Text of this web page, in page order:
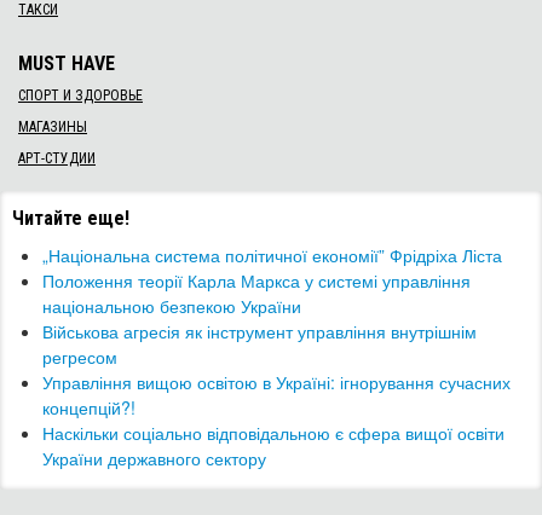
ТАКСИ
MUST HAVE
СПОРТ И ЗДОРОВЬЕ
МАГАЗИНЫ
АРТ-СТУДИИ
Читайте еще!
„Національна система політичної економії” Фрідріха Ліста
Положення теорії Карла Маркса у системі управління
національною безпекою України
Військова агресія як інструмент управління внутрішнім
регресом
Управління вищою освітою в Україні: ігнорування сучасних
концепцій?!
Наскільки соціально відповідальною є сфера вищої освіти
України державного сектору